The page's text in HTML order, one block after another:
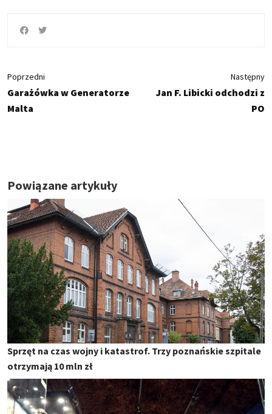
Poprzedni
Garażówka w Generatorze
Malta
Następny
Jan F. Libicki odchodzi z
PO
Powiązane artykuły
Sprzęt na czas wojny i katastrof. Trzy poznańskie szpitale
otrzymają 10 mln zł